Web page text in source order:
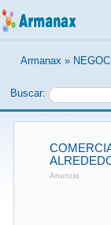
Armanax »
Buscar:
Anuncio